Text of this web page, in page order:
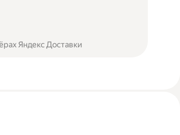
Яндекс Доставки